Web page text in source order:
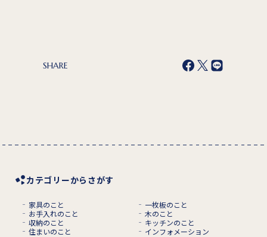
SHARE
カテゴリーからさがす
家具のこと
一枚板のこと
お手入れのこと
木のこと
収納のこと
キッチンのこと
住まいのこと
インフォメーション